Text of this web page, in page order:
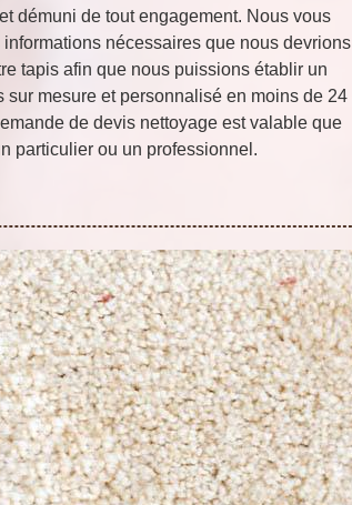
démuni de tout engagement. Nous vous
nécessaires que nous devrions
tapis afin que nous puissions établir un
sur mesure et personnalisé en moins de 24
de devis nettoyage est valable que
particulier ou un professionnel.